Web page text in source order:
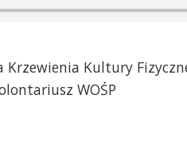
Krzewienia Kultury
WOŚP